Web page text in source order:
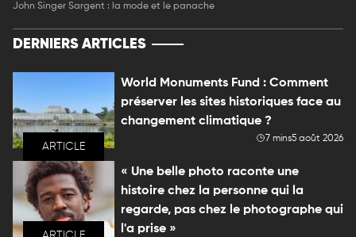
John Singer Sargent : la mode et le panache
DERNIERS ARTICLES
ARTICLE
World Monuments Fund : Comment
préserver les sites historiques face au
changement climatique ?
7 mins5 août 2026
« Une belle photo raconte une
histoire chez la personne qui la
regarde, pas chez le photographe qui
l'a prise »